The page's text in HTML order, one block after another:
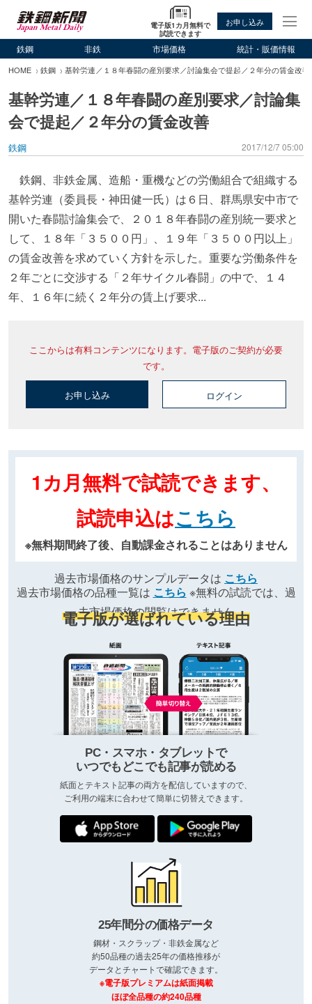
電子版1カ月無料で
試読できます
お申し込み
鉄鋼 非鉄 市場価格 統計・販価情報
HOME 鉄鋼 基幹労連／１８年春闘の産別要求／討論集会で提起／２年分の賃金改善
基幹労連／１８年春闘の産別要求／討論集
会で提起／２年分の賃金改善
鉄鋼 2017/12/7 05:00
鉄鋼、非鉄金属、造船・重機などの労働組合で組織する
基幹労連（委員長・神田健一氏）は６日、群馬県安中市で
開いた春闘討論集会で、２０１８年春闘の産別統一要求と
して、１８年「３５００円」、１９年「３５００円以上」
の賃金改善を求めていく方針を示した。重要な労働条件を
２年ごとに交渉する「２年サイクル春闘」の中で、１４
年、１６年に続く２年分の賃上げ要求...
ここからは有料コンテンツになります。電子版のご契約が必要
です。
お申し込み ログイン
1カ月無料で試読できます、
試読申込はこちら
※無料期間終了後、自動課金されることはありません
過去市場価格のサンプルデータは こちら
過去市場価格の品種一覧は こちら ※無料の試読では、過
去市場価格の閲覧はできません
電子版が選ばれている理由
PC・スマホ・タブレットで
いつでもどこでも記事が読める
紙面とテキスト記事の両方を配信していますので、
ご利用の端末に合わせて簡単に切替えできます。
25年間分の価格データ
鋼材・スクラップ・非鉄金属など
約50品種の過去25年の価格推移が
データとチャートで確認できます。
※電子版プレミアムは紙面掲載
ほぼ全品種の約240品種